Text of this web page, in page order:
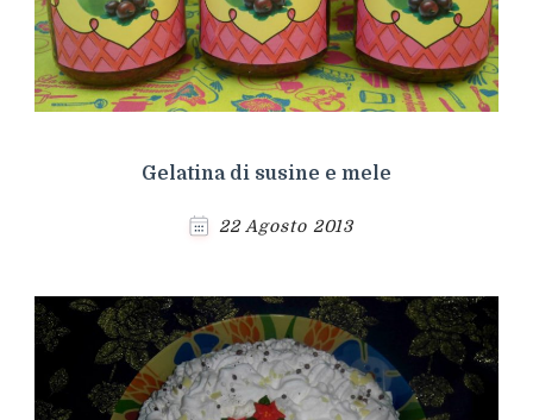
Gelatina di susine e mele
22 Agosto 2013